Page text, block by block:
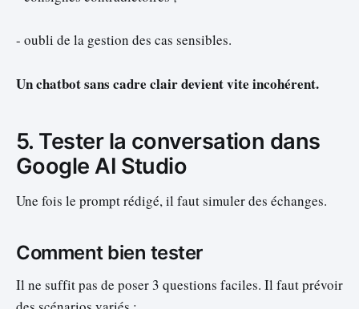
- oubli de la gestion des cas sensibles.
Un chatbot sans cadre clair devient vite incohérent.
5. Tester la conversation dans
Google AI Studio
Une fois le prompt rédigé, il faut simuler des échanges.
Comment bien tester
Il ne suffit pas de poser 3 questions faciles. Il faut prévoir